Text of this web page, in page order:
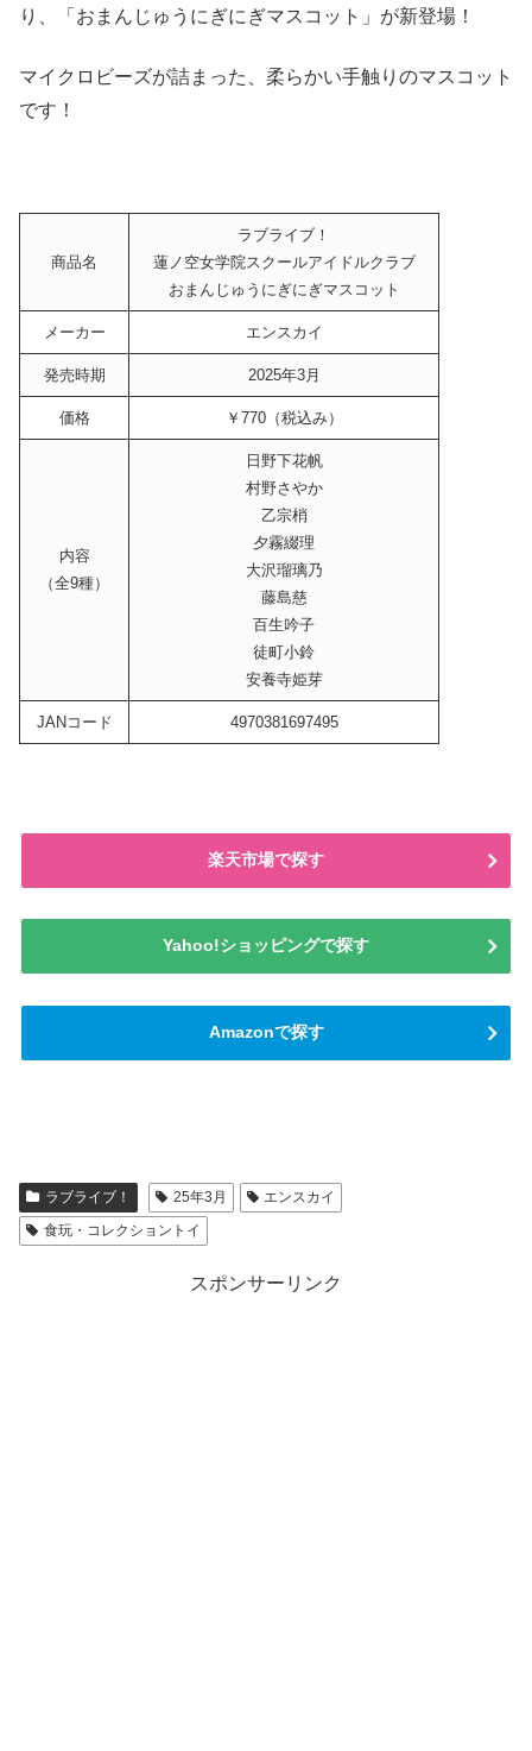
り、「おまんじゅうにぎにぎマスコット」が新登場！
マイクロビーズが詰まった、柔らかい手触りのマスコット
です！
商品名
ラブライブ！
蓮ノ空女学院スクールアイドルクラブ
おまんじゅうにぎにぎマスコット
メーカー エンスカイ
発売時期 2025年3月
価格 ￥770（税込み）
内容
（全9種）
日野下花帆
村野さやか
乙宗梢
夕霧綴理
大沢瑠璃乃
藤島慈
百生吟子
徒町小鈴
安養寺姫芽
JANコード 4970381697495
楽天市場で探す
Yahoo!ショッピングで探す
Amazonで探す
ラブライブ！ 25年3月
エンスカイ
食玩・コレクショントイ
スポンサーリンク